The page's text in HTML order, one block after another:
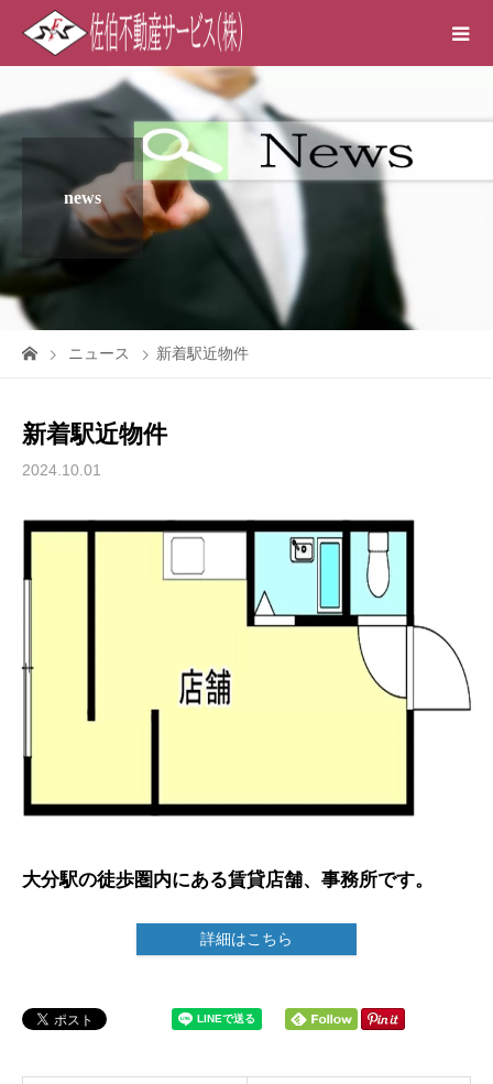
news
ニュース 新着駅近物件
新着駅近物件
2024.10.01
大分駅の徒歩圏内にある賃貸店舗、事務所です。
詳細はこちら